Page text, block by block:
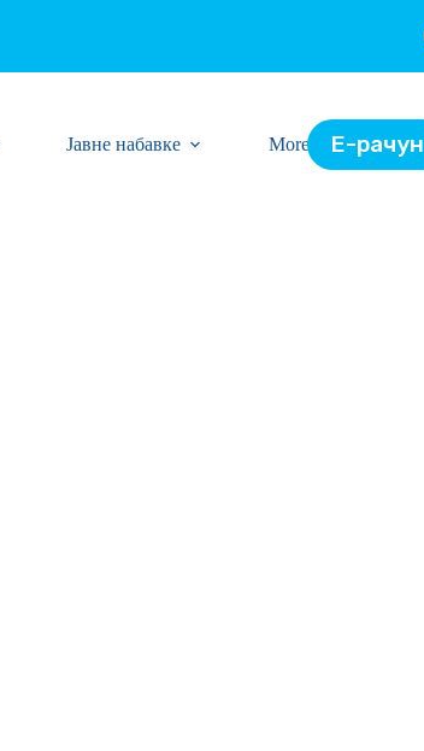
Јавне набавке More Е-рачун